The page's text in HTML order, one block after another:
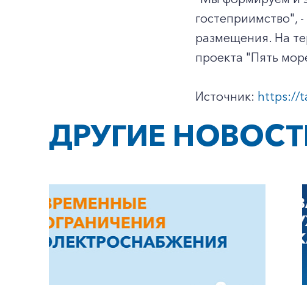
+7-
размещения. На
проекта "Пять
Источник: https://
ДРУГИЕ